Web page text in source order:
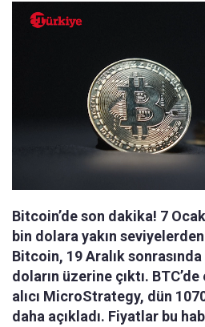
Bitcoin’de son dakika! 7
bin dolara yakın
Bitcoin, 19 Aralık
doların üzerine çıktı.
alıcı MicroStrategy, dün
daha açıkladı. Fiyatlar bu